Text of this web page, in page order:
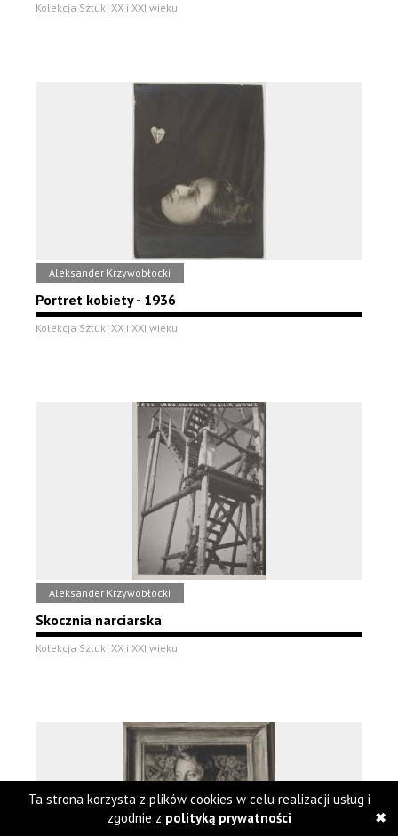
Kolekcja Sztuki XX i XXI wieku
Aleksander Krzywobłocki
Portret kobiety - 1936
Kolekcja Sztuki XX i XXI wieku
Aleksander Krzywobłocki
Skocznia narciarska
Kolekcja Sztuki XX i XXI wieku
Ta strona korzysta z plików cookies w celu realizacji usług i
zgodnie z polityką prywatności